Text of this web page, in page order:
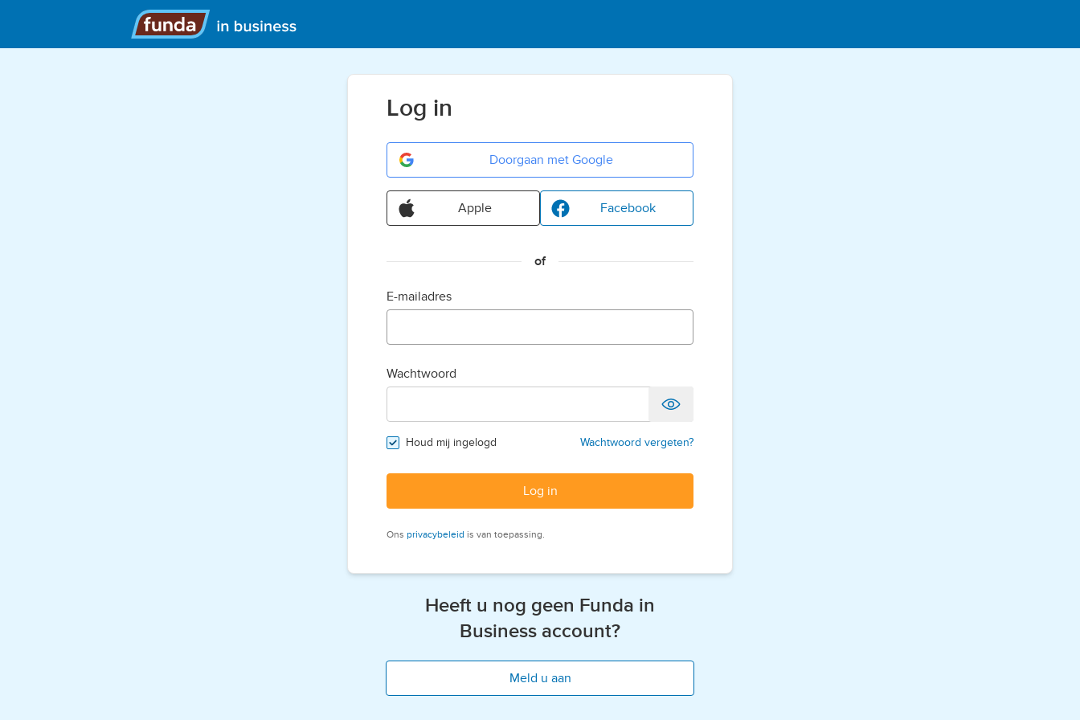
Log in
Doorgaan met Google
Apple Facebook
of
E-mailadres
Wachtwoord
Houd mij ingelogd Wachtwoord vergeten?
Log in
Ons privacybeleid is van toepassing.
Heeft u nog geen Funda in
Business account?
Meld u aan